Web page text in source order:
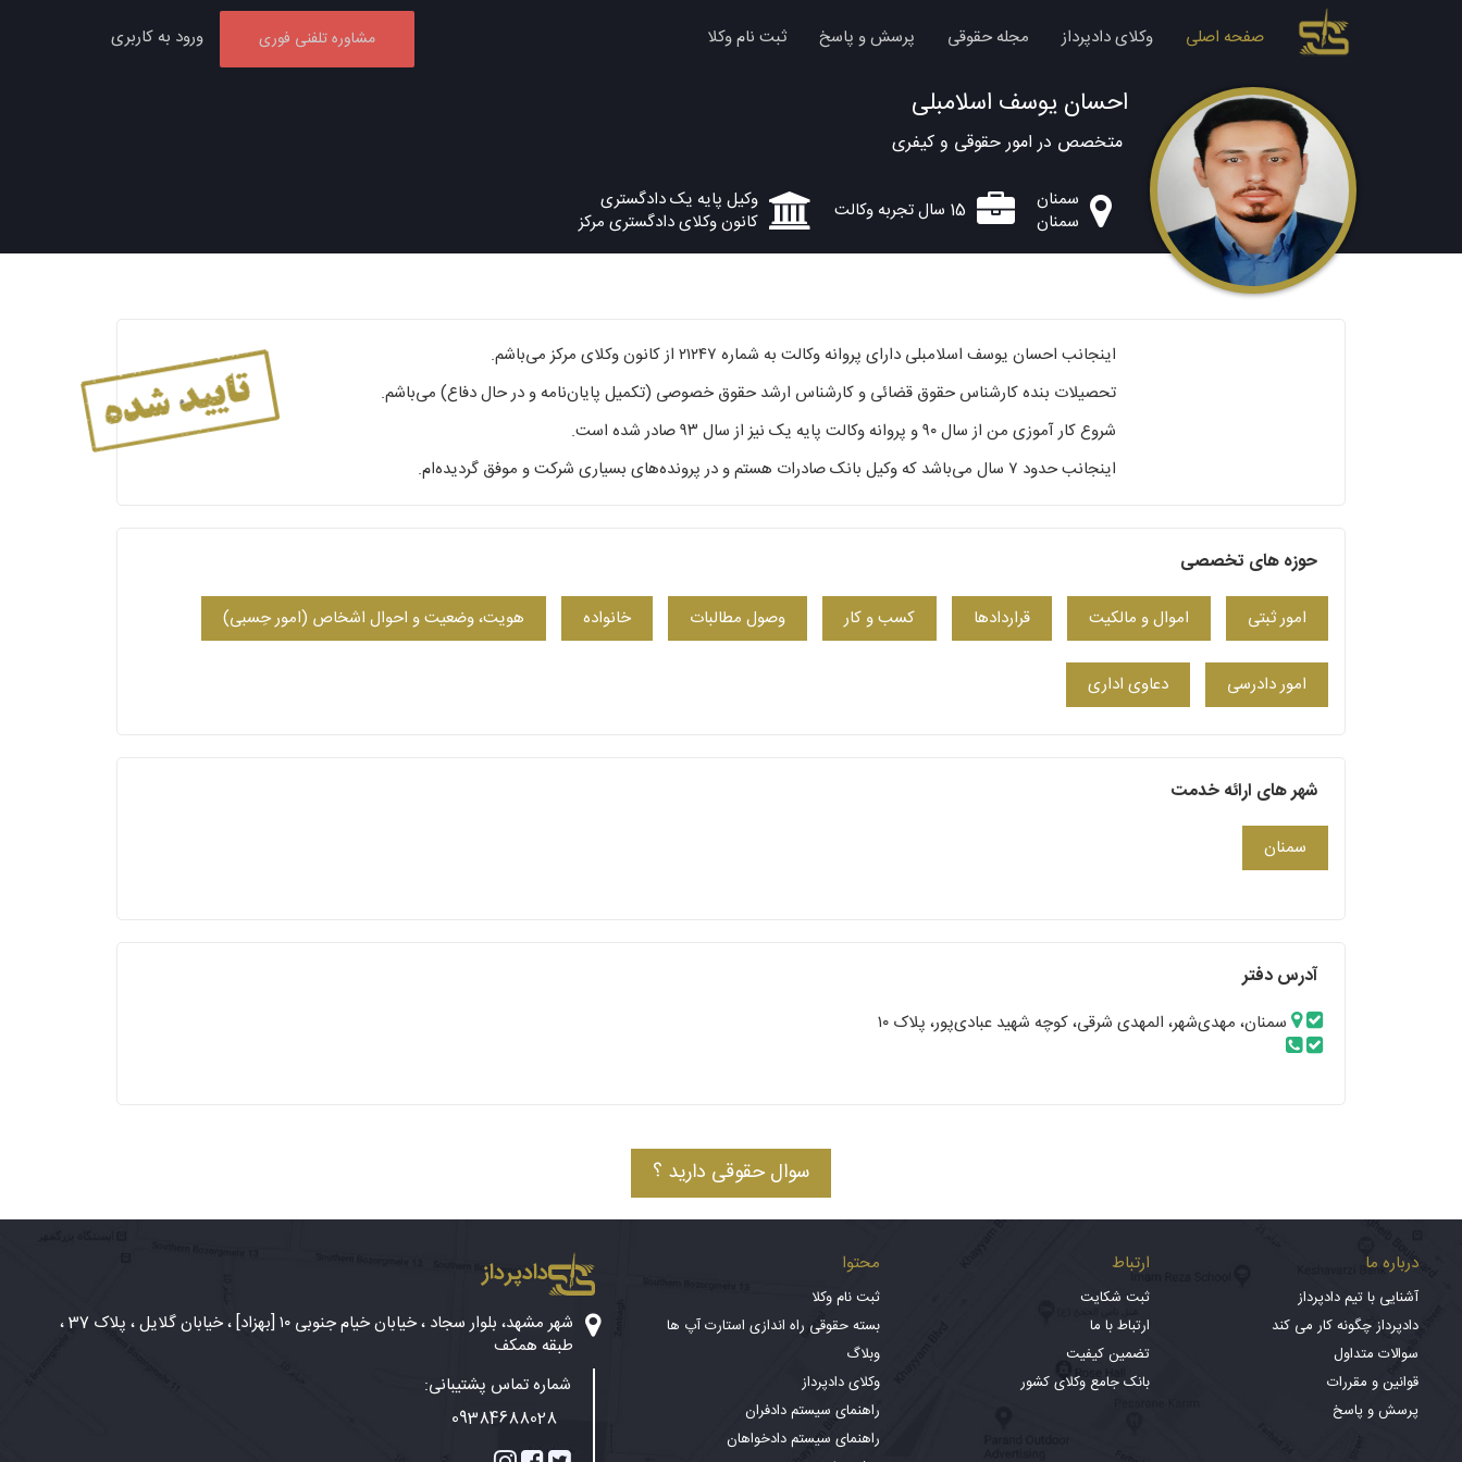
صفحه اصلی وکلای دادپرداز مجله حقوقی پرسش و پاسخ ثبت نام وکلا مشاوره تلفنی فوری ورود به کاربری
احسان یوسف اسلامبلی
متخصص در امور حقوقی و کیفری
سمنان
سمنان
15 سال تجربه وکالت
وکیل پایه یک دادگستری
کانون وکلای دادگستری مرکز
اینجانب احسان یوسف اسلامبلی دارای پروانه وکالت به شماره ۲۱۲۴۷ از کانون وکلای مرکز می‌باشم.
تحصیلات بنده کارشناس حقوق قضائی و کارشناس ارشد حقوق خصوصی (تکمیل پایان‌نامه و در حال دفاع) می‌باشم.
شروع کار آموزی من از سال ۹۰ و پروانه وکالت پایه یک نیز از سال ۹۳ صادر شده است.
اینجانب حدود ۷ سال می‌باشد که وکیل بانک صادرات هستم و در پرونده‌های بسیاری شرکت و موفق گردیده‌ام.
حوزه های تخصصی
امور ثبتی اموال و مالکیت قراردادها کسب‌ و کار وصول مطالبات خانواده هویت، وضعیت و احوال اشخاص (امور حِسبی)
امور دادرسی دعاوی اداری
شهر های ارائه خدمت
سمنان
آدرس دفتر
سمنان، مهدی‌شهر، المهدی شرقی، کوچه شهید عبادی‌پور، پلاک ۱۰
سوال حقوقی دارید ؟
درباره ما
آشنایی با تیم دادپرداز
دادپرداز چگونه کار می کند
سوالات متداول
قوانین و مقررات
پرسش و پاسخ
ارتباط
ثبت شکایت
ارتباط با ما
تضمین کیفیت
بانک جامع وکلای کشور
محتوا
ثبت نام وکلا
بسته حقوقی راه اندازی استارت آپ ها
وبلاگ
وکلای دادپرداز
راهنمای سیستم دادفران
راهنمای سیستم دادخواهان
دادپرداز
شهر مشهد، بلوار سجاد ، خیابان خیام جنوبی ۱۰ [بهزاد] ، خیابان گلایل ، پلاک 37 ،
طبقه همکف
شماره تماس پشتیبانی:
09384688028